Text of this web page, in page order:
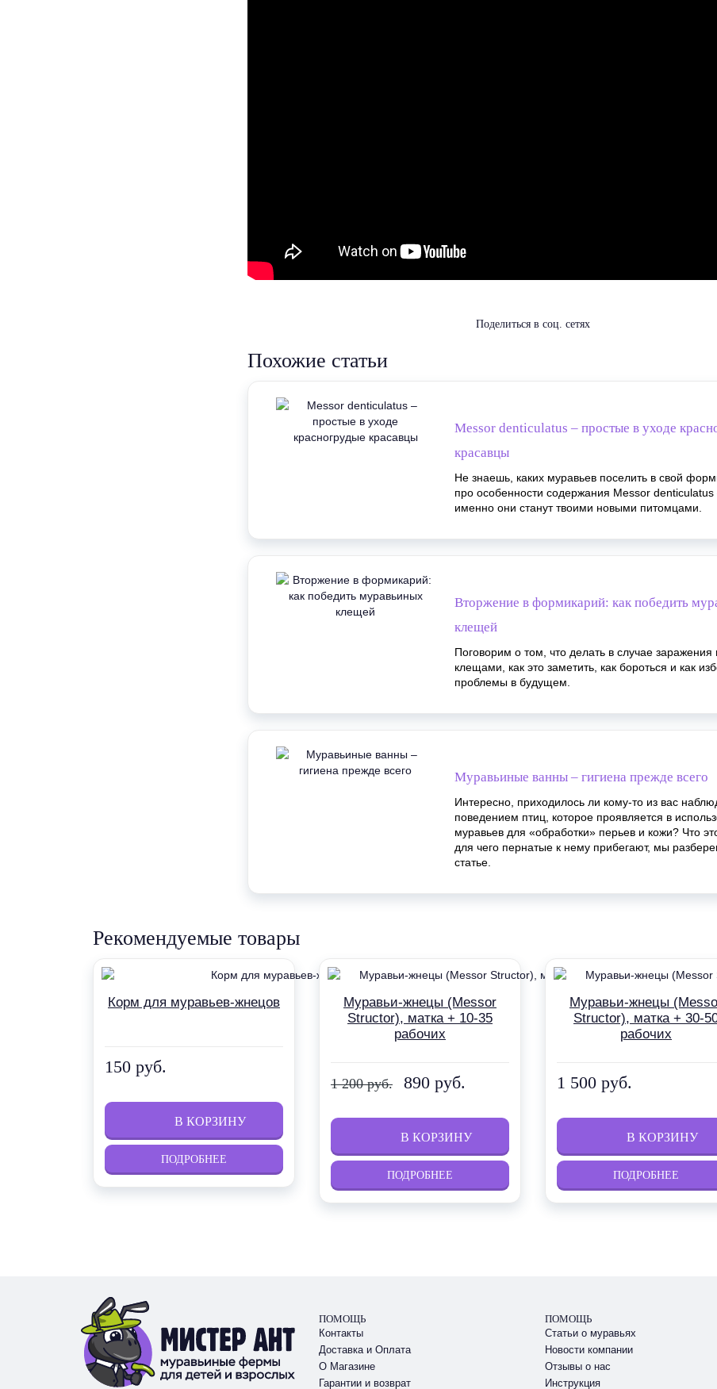
Поделиться в соц. сетях
Похожие статьи
Messor denticulatus – простые в уходе
красавцы
Не знаешь, каких муравьев поселить в свой
про особенности содержания Messor
именно они станут твоими новыми питомцами.
Вторжение в формикарий: как победить
клещей
Поговорим о том, что делать в случае заражения
клещами, как это заметить, как бороться и как
проблемы в будущем.
Муравьиные ванны – гигиена прежде всего
Интересно, приходилось ли кому-то из вас
поведением птиц, которое проявляется в
муравьев для «обработки» перьев и кожи? Что
для чего пернатые к нему прибегают, мы
статье.
Рекомендуемые товары
Корм для муравьев-жнецов
150 руб.
ПОДРОБНЕЕ
Муравьи-жнецы (Messor
Structor), матка + 10-35
рабочих
1 200 руб. 890 руб.
ПОДРОБНЕЕ
Муравьи-жнецы
Structor), матка + 30-
рабочих
1 500 руб.
ПОДРОБНЕЕ
ПОМОЩЬ
Контакты
Доставка и Оплата
О Магазине
Гарантии и возврат
ПОМОЩЬ
Статьи о муравьях
Новости компании
Отзывы о нас
Инструкция